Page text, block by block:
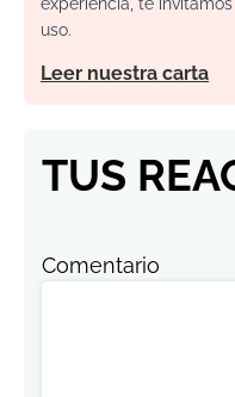
experiencia, te
uso.
Leer nuestra carta
TUS
Comentario